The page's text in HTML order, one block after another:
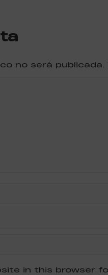
no será
in this browser